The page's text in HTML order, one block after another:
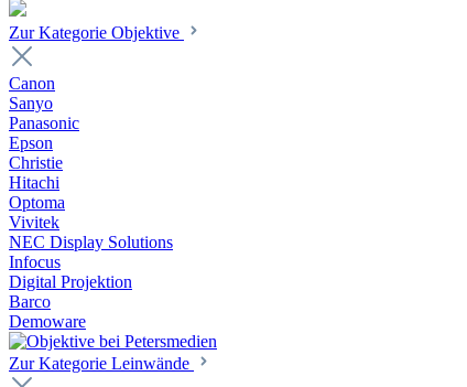
Zur Kategorie Objektive
Canon
Sanyo
Panasonic
Epson
Christie
Hitachi
Optoma
Vivitek
NEC Display Solutions
Infocus
Digital Projektion
Barco
Demoware
Zur Kategorie Leinwände